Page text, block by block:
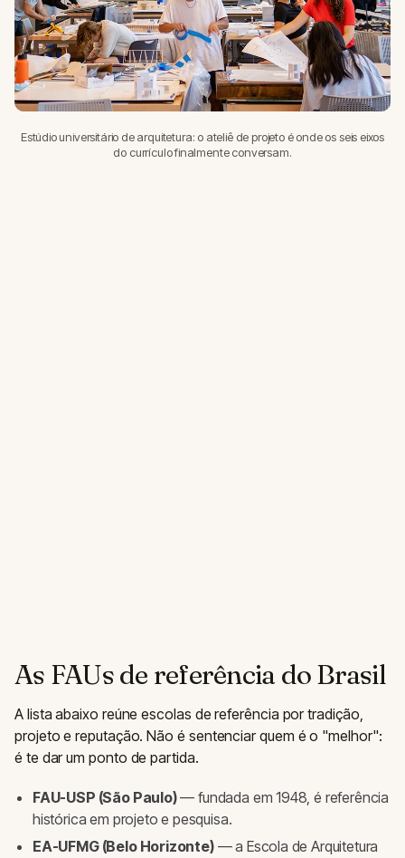
Estúdio universitário de arquitetura: o ateliê de projeto é onde os seis eixos
do currículo finalmente conversam.
As FAUs de referência do Brasil
A lista abaixo reúne escolas de referência por tradição,
projeto e reputação. Não é sentenciar quem é o "melhor":
é te dar um ponto de partida.
FAU-USP (São Paulo)— fundada em 1948, é referência
histórica em projeto e pesquisa.
EA-UFMG (Belo Horizonte)— a Escola de Arquitetura